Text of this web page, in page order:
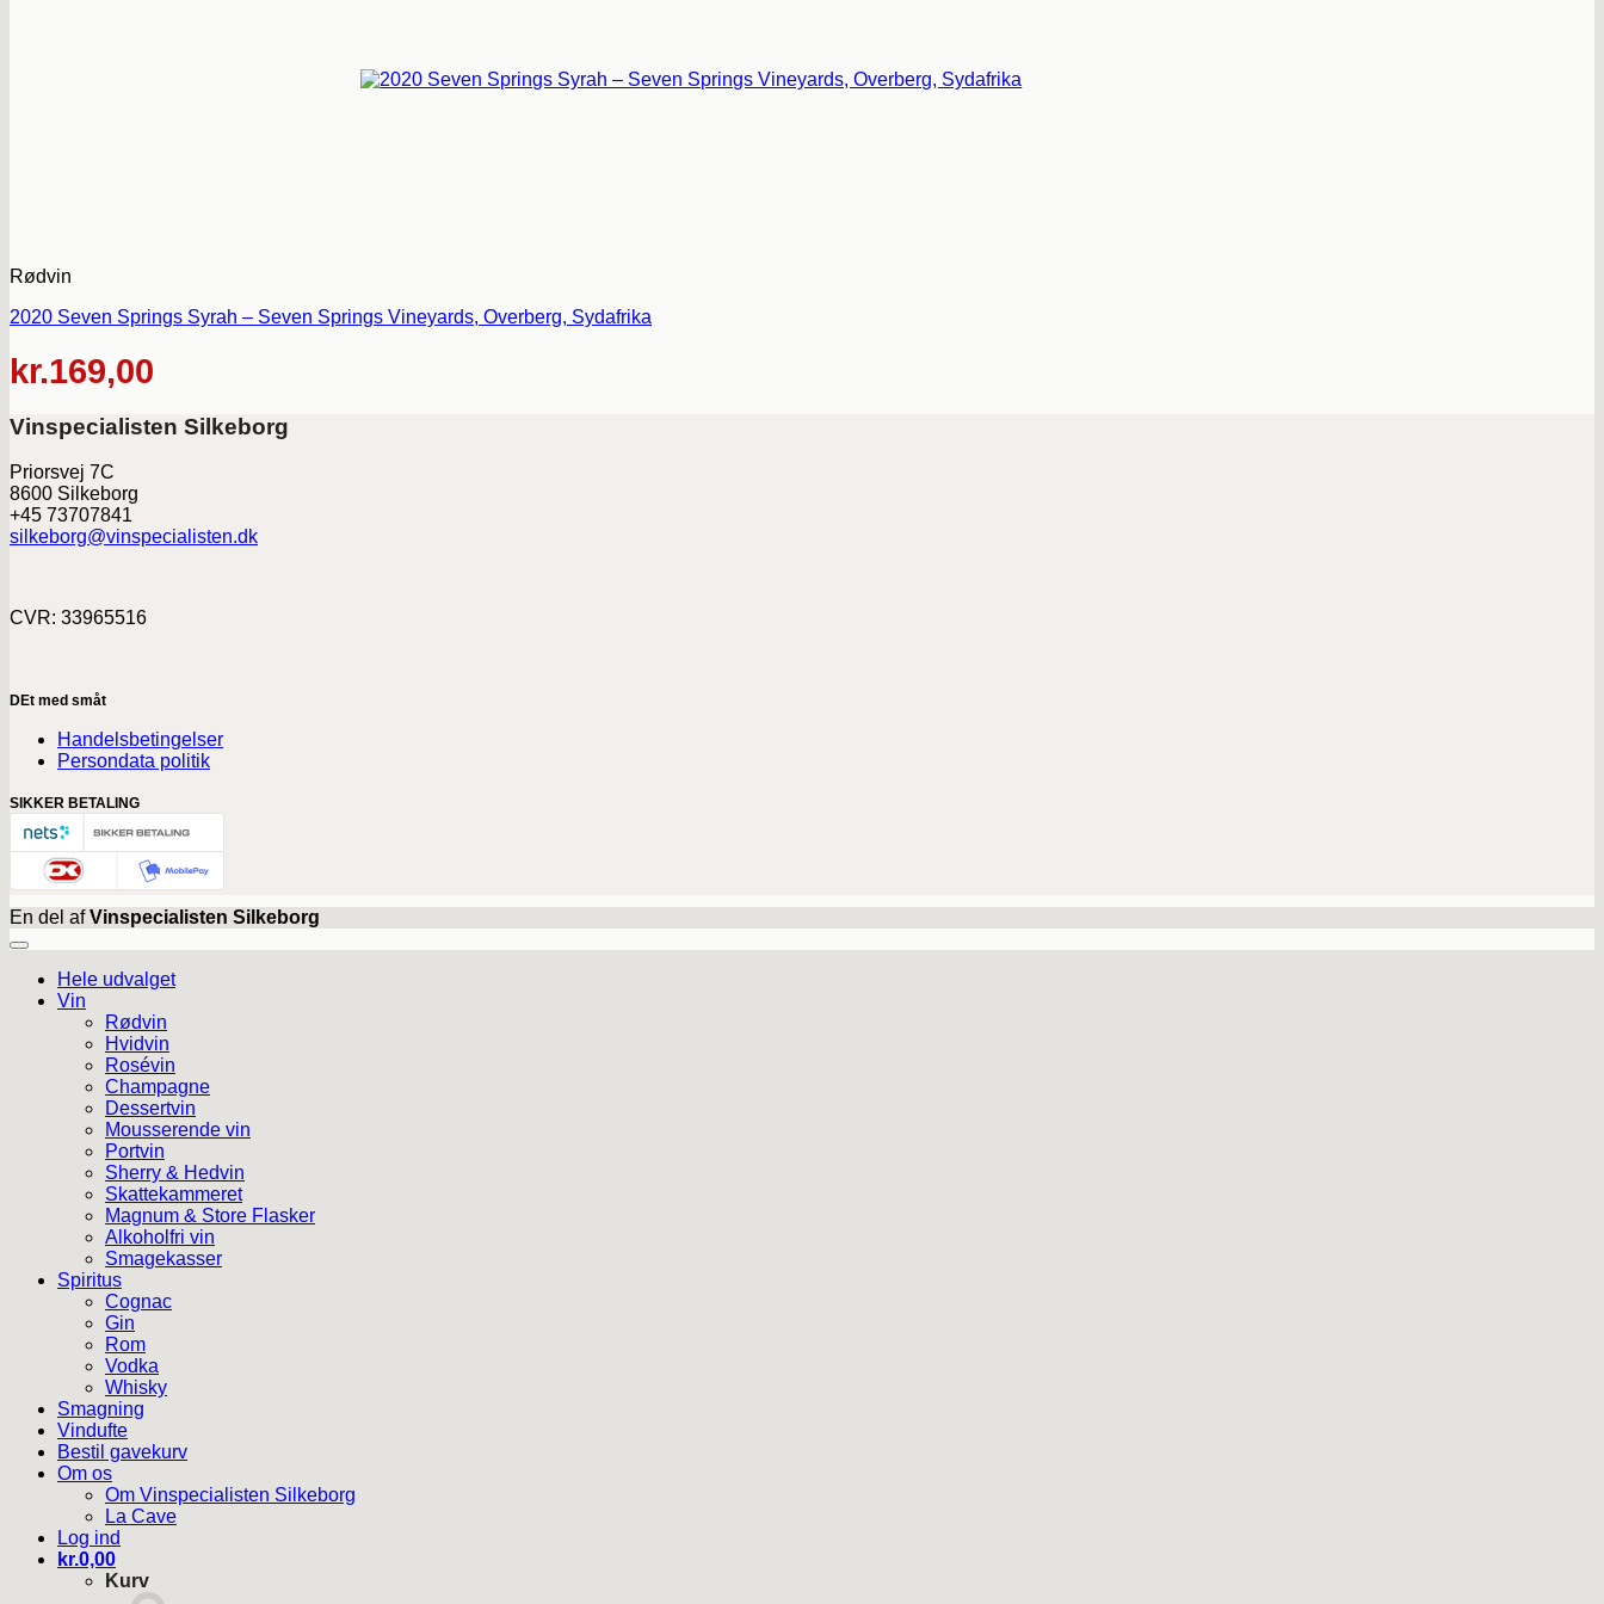
Rødvin
2020 Seven Springs Syrah – Seven Springs Vineyards, Overberg, Sydafrika
kr.169,00
Vinspecialisten Silkeborg
Priorsvej 7C
8600 Silkeborg
+45 73707841
silkeborg@vinspecialisten.dk
CVR: 33965516
DEt med småt
Handelsbetingelser
Persondata politik
SIKKER BETALING
En del afVinspecialisten Silkeborg
Hele udvalget
Vin
Rødvin
Hvidvin
Rosévin
Champagne
Dessertvin
Mousserende vin
Portvin
Sherry & Hedvin
Skattekammeret
Magnum & Store Flasker
Alkoholfri vin
Smagekasser
Spiritus
Cognac
Gin
Rom
Vodka
Whisky
Smagning
Vindufte
Bestil gavekurv
Om os
Om Vinspecialisten Silkeborg
La Cave
Log ind
kr.0,00
Kurv